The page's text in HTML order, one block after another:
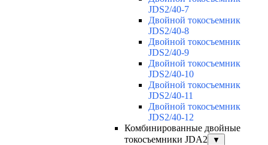
JDS2/40-7
Двойной токосъемник
JDS2/40-8
Двойной токосъемник
JDS2/40-9
Двойной токосъемник
JDS2/40-10
Двойной токосъемник
JDS2/40-11
Двойной токосъемник
JDS2/40-12
Комбинированные двойные
токосъемники JDA2
▼